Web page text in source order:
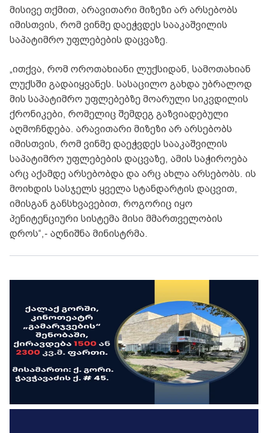
მისივე თქმით, არავითარი მიზეზი არ არსებობს
იმისთვის, რომ ვინმე დაეჭვდეს სააკაშვილის
საპატიმრო უფლებების დაცვაზე.
„ითქვა, რომ ოროთახიანი ლუქსიდან, სამოთახიან
ლუქსში გადაიყვანეს. სასაცილო გახდა უბრალოდ
მის საპატიმრო უფლებებზე მოარული სიკვდილის
ქრონიკები, რომელიც შემდეგ გაზვიადებული
აღმოჩნდება. არავითარი მიზეზი არ არსებობს
იმისთვის, რომ ვინმე დაეჭვდეს სააკაშვილის
საპატიმრო უფლებების დაცვაზე, ამის საჭიროება
არც აქამდე არსებობდა და არც ახლა არსებობს. ის
მოიხდის სასჯელს ყველა სტანდარტის დაცვით,
იმისგან განსხვავებით, როგორიც იყო
პენიტენციური სისტემა მისი მმართველობის
დროს“,- აღნიშნა მინისტრმა.